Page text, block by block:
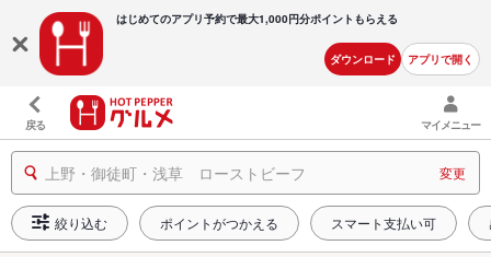
はじめてのアプリ予約で最大1,000円分ポイントもらえる
ダウンロード アプリで開く
戻る マイメニュー
上野・御徒町・浅草 ローストビーフ 変更
絞り込む ポイントがつかえる スマート支払い可